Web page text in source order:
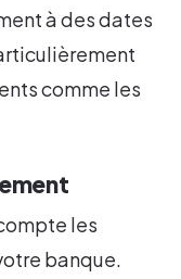
à des dates
comme les
les
banque.